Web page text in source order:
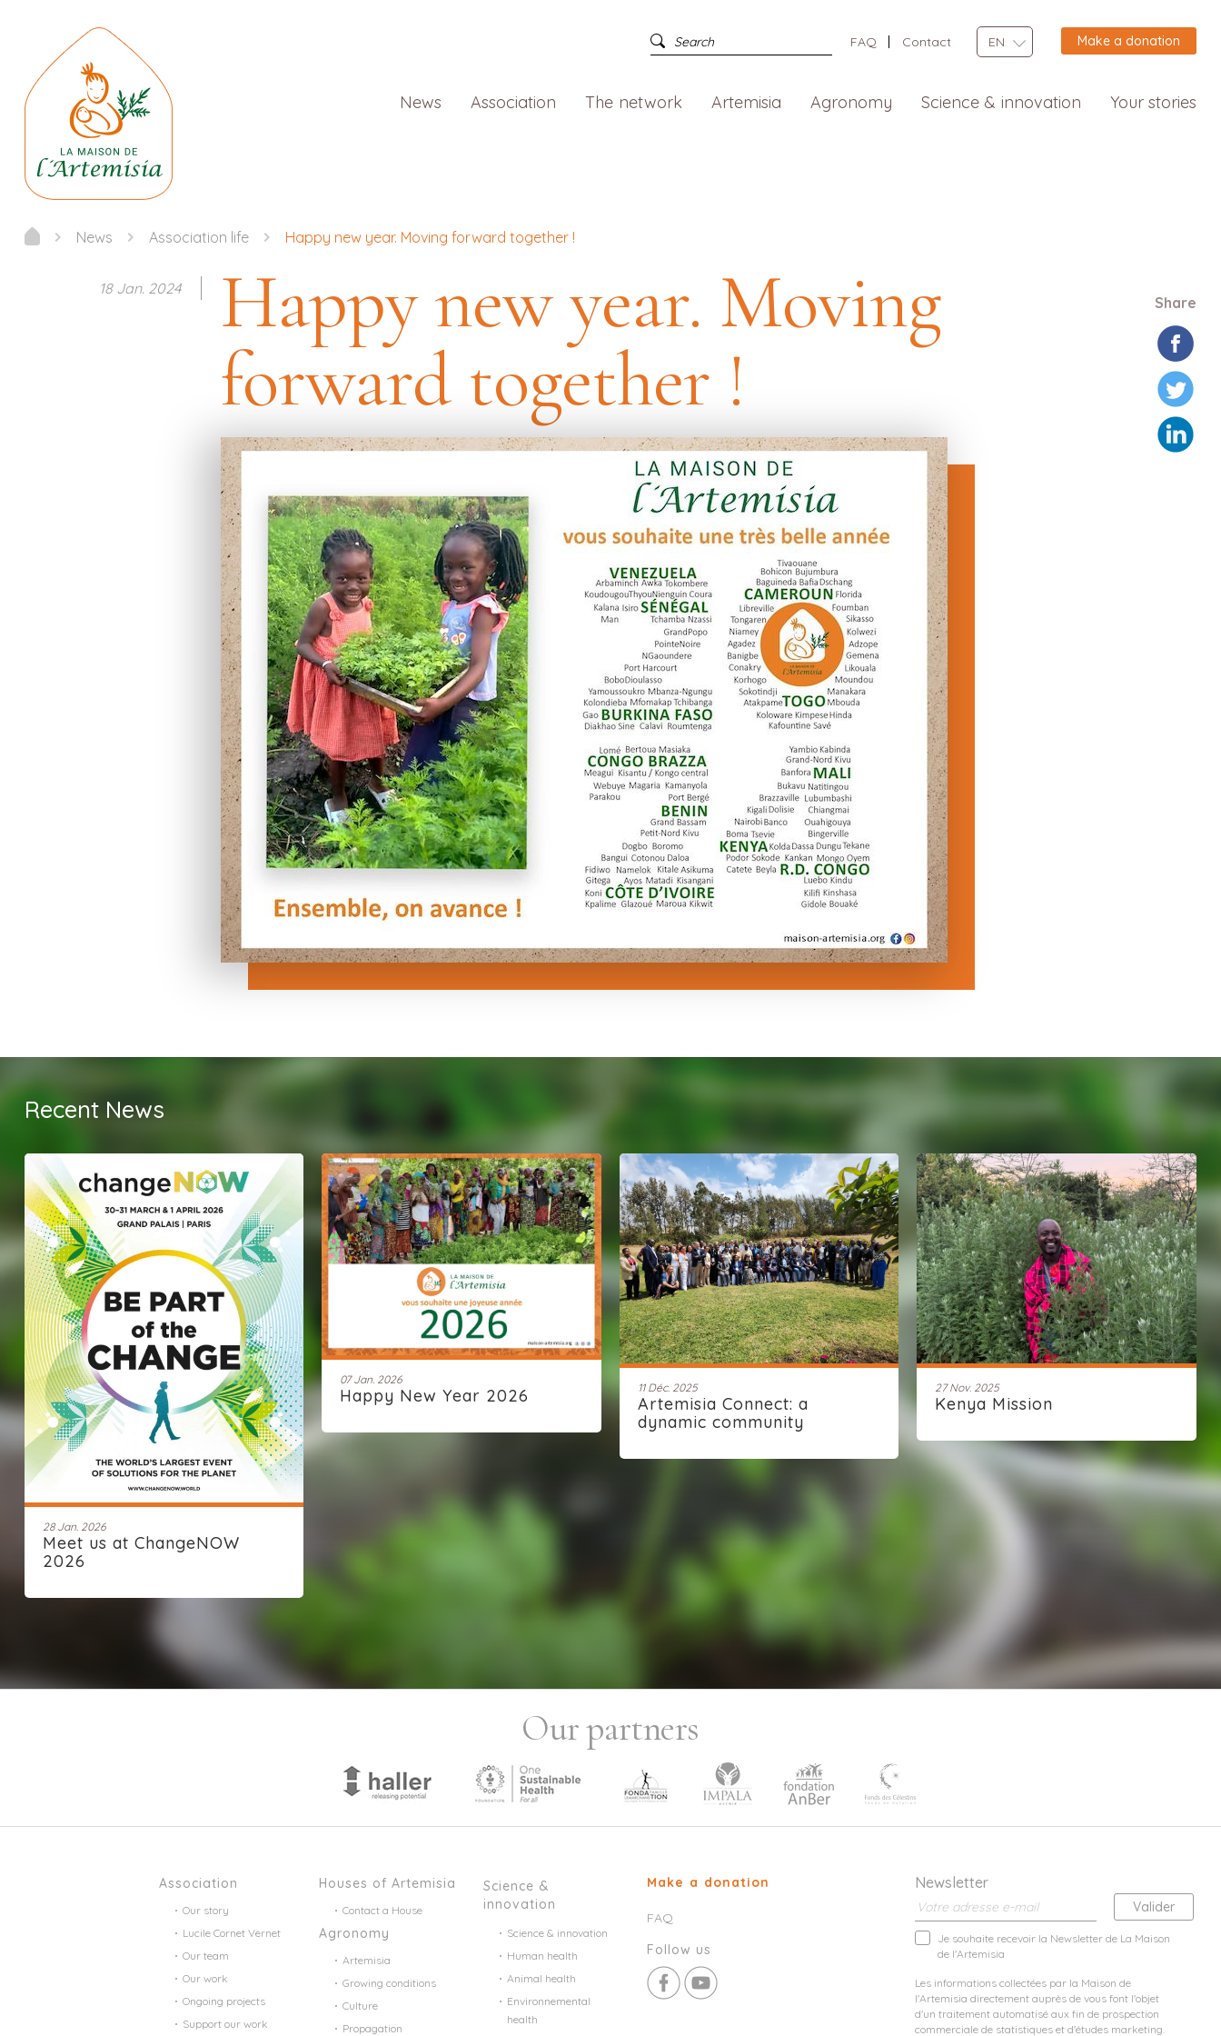
FAQ Contact EN Make a donation
News Association The network Artemisia Agronomy Science & innovation Your stories
News Association life Happy new year. Moving forward together !
18 Jan. 2024
Happy new year. Moving
forward together !
Share
Recent News
28 Jan. 2026
Meet us at ChangeNOW
2026
07 Jan. 2026
Happy New Year 2026 11 Déc. 2025
Artemisia Connect: a
dynamic community
27 Nov. 2025
Kenya Mission
Our partners
Association
Our story
Lucile Cornet Vernet
Our team
Our work
Ongoing projects
Support our work
Houses of Artemisia
Contact a House
Agronomy
Artemisia
Growing conditions
Culture
Propagation
Science &
innovation
Science & innovation
Human health
Animal health
Environnemental
health
Make a donation
FAQ
Follow us
Newsletter
Je souhaite recevoir la Newsletter de La Maison
de l'Artemisia
Les informations collectées par la Maison de
l'Artemisia directement auprès de vous font l'objet
d'un traitement automatisé aux fin de prospection
commerciale de statistiques et d'études marketing.